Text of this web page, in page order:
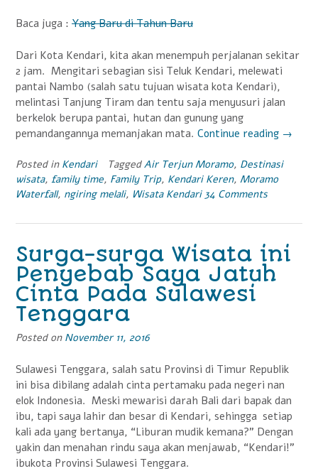
Baca juga : Yang Baru di Tahun Baru
Dari Kota Kendari, kita akan menempuh perjalanan sekitar
2 jam. Mengitari sebagian sisi Teluk Kendari, melewati
pantai Nambo (salah satu tujuan wisata kota Kendari),
melintasi Tanjung Tiram dan tentu saja menyusuri jalan
berkelok berupa pantai, hutan dan gunung yang
pemandangannya memanjakan mata. Continue reading “Air
→
Posted in Kendari TaggedAir Terjun Moramo, Destinasi
wisata, family time, Family Trip, Kendari Keren, Moramo
Waterfall, ngiring melali, Wisata Kendari 34 Comments
Surga-surga Wisata ini
Penyebab Saya Jatuh
Cinta Pada Sulawesi
Tenggara
Posted on November 11, 2016
Sulawesi Tenggara, salah satu Provinsi di Timur Republik
ini bisa dibilang adalah cinta pertamaku pada negeri nan
elok Indonesia. Meski mewarisi darah Bali dari bapak dan
ibu, tapi saya lahir dan besar di Kendari, sehingga setiap
kali ada yang bertanya, “Liburan mudik kemana?” Dengan
yakin dan menahan rindu saya akan menjawab, “Kendari!”
ibukota Provinsi Sulawesi Tenggara.